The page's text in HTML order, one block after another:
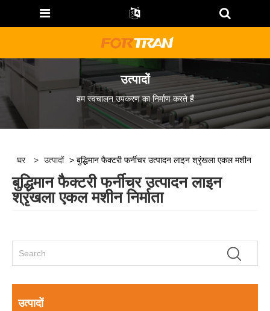
उत्पादों
हम स्वचालन उपकरण का निर्माण करते हैं
घर > उत्पादों > बुद्धिमान फैक्टरी फर्नीचर उत्पादन लाइन श्रृंखला एकल मशीन
बुद्धिमान फैक्टरी फर्नीचर उत्पादन लाइन
श्रृंखला एकल मशीन निर्माता
उत्पादों